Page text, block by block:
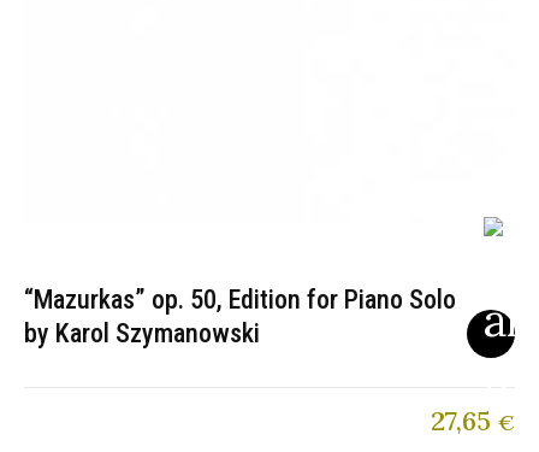
“Mazurkas” op. 50, Edition for Piano Solo
by Karol Szymanowski
27,65 €